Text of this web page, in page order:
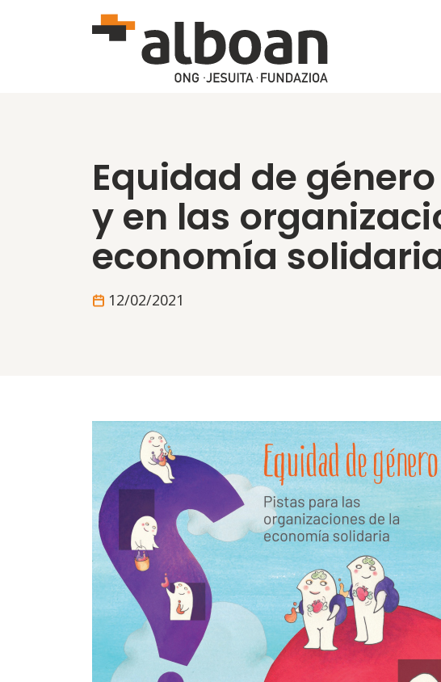
Pasar al contenido principal
Equidad de
y en las
economía
12/02/2021